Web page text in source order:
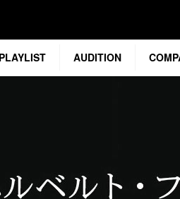
PLAYLIST AUDITION